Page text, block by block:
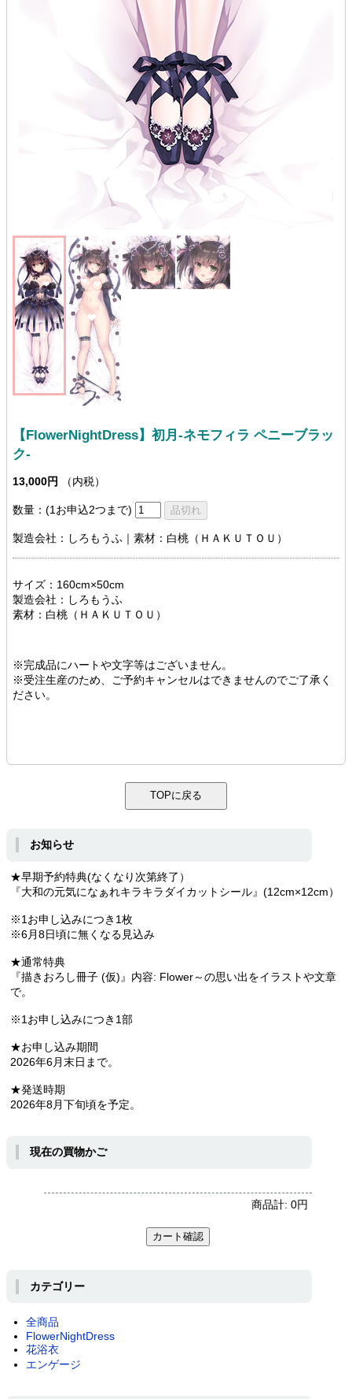
【FlowerNightDress】初月-ネモフィラ ペニーブラッ
ク-
13,000円 （内税）
数量：(1お申込2つまで)
製造会社：しろもうふ｜素材：白桃（ＨＡＫＵＴＯＵ）
サイズ：160cm×50cm
製造会社：しろもうふ
素材：白桃（ＨＡＫＵＴＯＵ）
※完成品にハートや文字等はございません。
※受注生産のため、ご予約キャンセルはできませんのでご了承く
ださい。
お知らせ
★早期予約特典(なくなり次第終了）
『大和の元気になぁれキラキラダイカットシール』(12cm×12cm）
※1お申し込みにつき1枚
※6月8日頃に無くなる見込み
★通常特典
『描きおろし冊子 (仮)』内容: Flower～の思い出をイラストや文章
で。
※1お申し込みにつき1部
★お申し込み期間
2026年6月末日まで。
★発送時期
2026年8月下旬頃を予定。
現在の買物かご
商品計:0円
カテゴリー
全商品
FlowerNightDress
花浴衣
エンゲージ